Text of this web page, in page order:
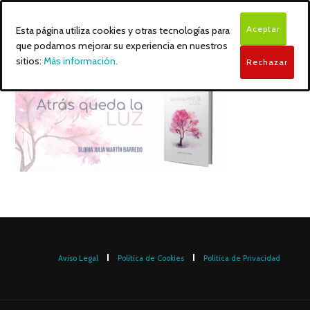
Aviso Legal Política de Cookies Política de Privacidad
Esta página utiliza cookies y otras tecnologías para
que podamos mejorar su experiencia en nuestros
sitios: Más información.
Aceptar
Rechazar